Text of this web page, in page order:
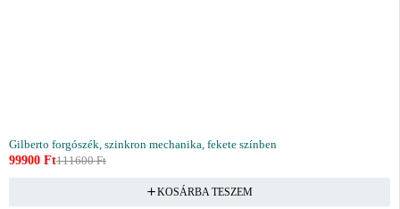
Gilberto forgószék, szinkron mechanika, fekete színben
111600Ft
99900 Ft
KOSÁRBA TESZEM